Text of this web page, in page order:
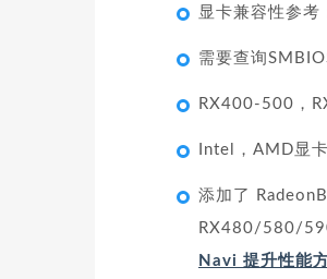
显卡兼容性参考
需要查询
RX400-500，
Intel，AMD显卡
添加了
RX480/580/
Navi 提升性能